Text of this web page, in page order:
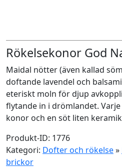
Rökelsekonor God
Maidal nötter (även kallad
doftande lavendel och
eteriskt moln för djup
flytande in i drömlandet.
konor och en söt liten
Produkt-ID: 1776
Kategori: Dofter och rökelse»
brickor